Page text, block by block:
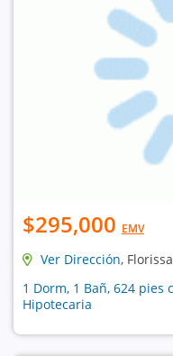
$295,000 EMV
Ver Dirección,
1 Dorm, 1 Bañ, 624 pies
Hipotecaria